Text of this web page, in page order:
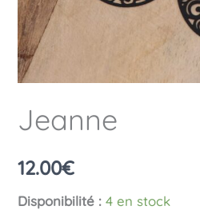
Jeanne
12.00€
Disponibilité : 4 en stock